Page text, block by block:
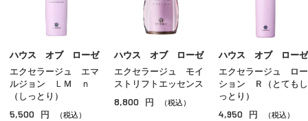
美容液
オイル
アイケア
ハウス オブ ローゼ
エクセラージュ エマ
ルジョン ＬＭ ｎ
（しっとり）
5,500 円 （税込）
ハウス オブ ローゼ
エクセラージュ モイ
ストリフトエッセンス
8,800 円 （税込）
ハウス オブ ローゼ
エクセラージュ ロー
ション Ｒ（とてもし
っとり）
4,950 円 （税込）